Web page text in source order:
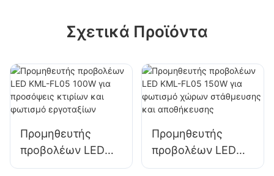
Σχετικά Προϊόντα
Προμηθευτής
προβολέων LED
KML-FL05 100W
Προμηθευτής
προβολέων LED
KML-FL05 150W